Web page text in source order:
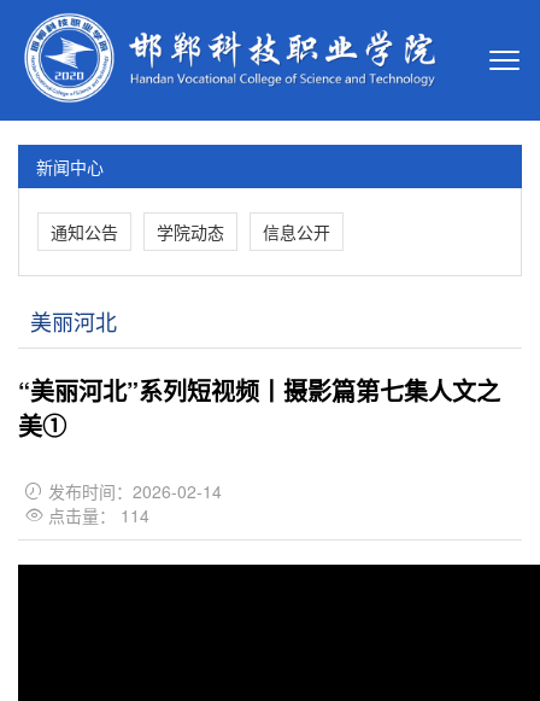
新闻中心
通知公告 学院动态 信息公开
美丽河北
“美丽河北”系列短视频丨摄影篇第七集人文之
美①
 发布时间：2026-02-14
 点击量： 114